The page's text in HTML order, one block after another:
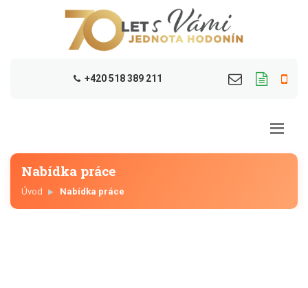
+420 518 389 211
Nabídka práce
Úvod Nabídka práce